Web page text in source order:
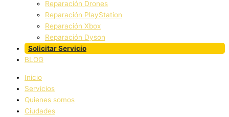
Reparación Drones
Reparación PlayStation
Reparación Xbox
Reparación Dyson
Solicitar Servicio
BLOG
Inicio
Servicios
Quienes somos
Ciudades